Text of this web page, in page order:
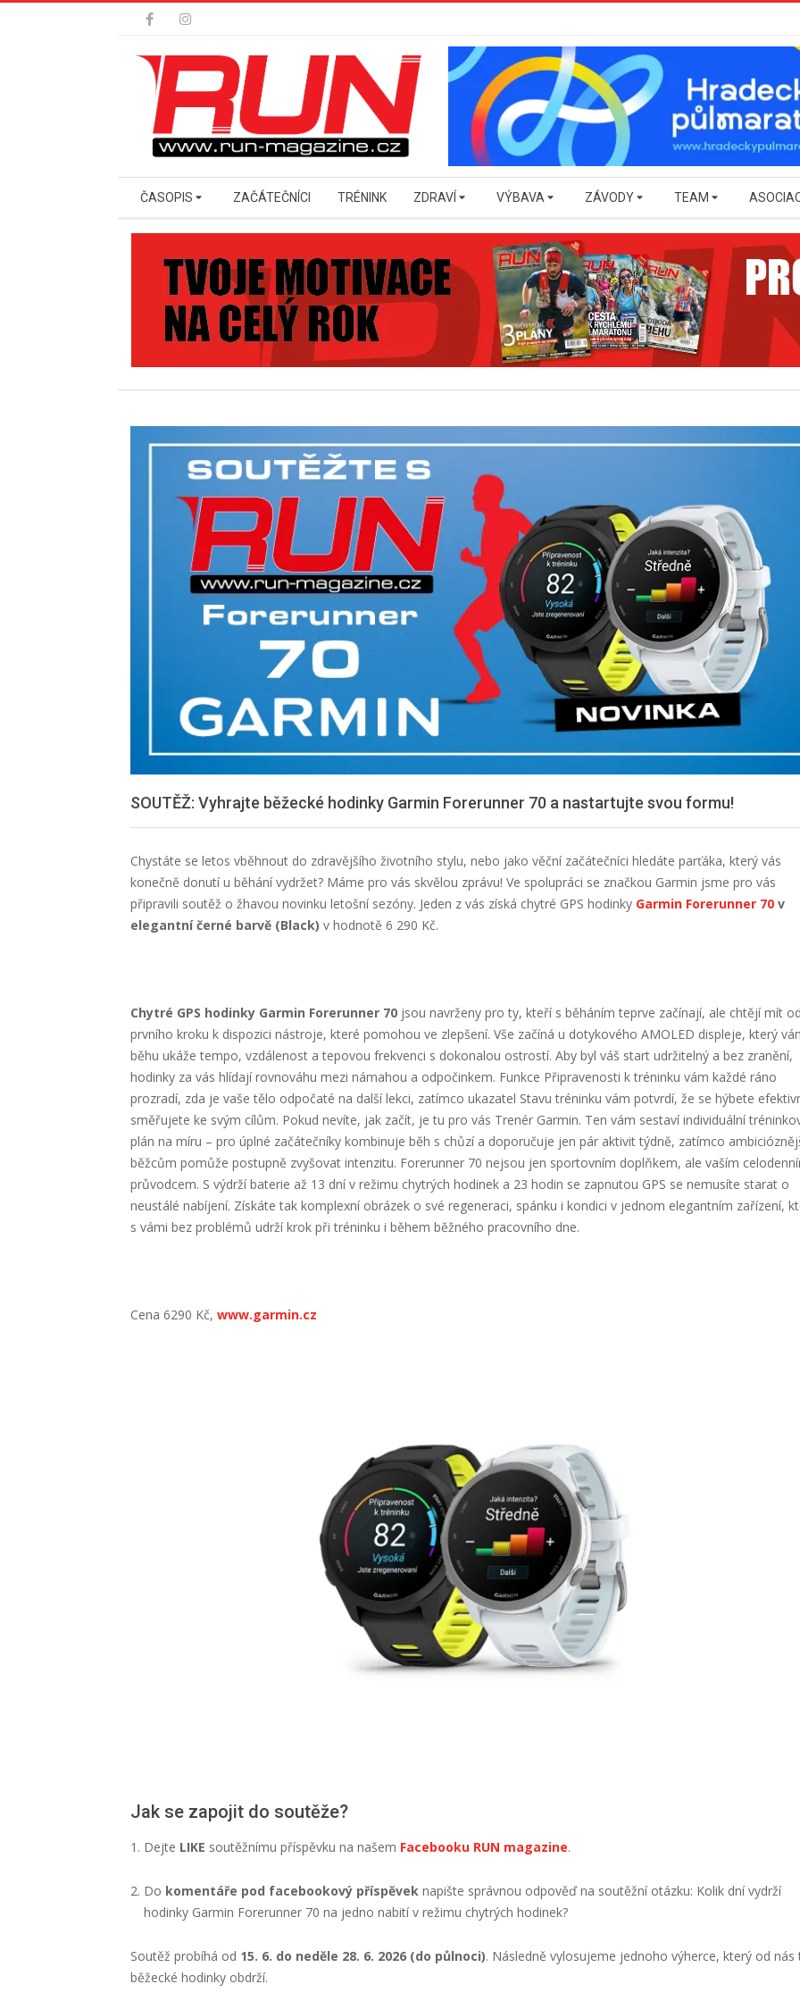
Secondary
Menu
ČASOPIS ZAČÁTEČNÍCI TRÉNINK ZDRAVÍ VÝBAVA ZÁVODY TEAM
SOUTĚŽ: Vyhrajte běžecké hodinky Garmin Forerunner 70 a nastartujte svou formu!
Chystáte se letos vběhnout do zdravějšího životního stylu, nebo jako věční začátečníci hledáte parťáka, který vás
konečně donutí u běhání vydržet? Máme pro vás skvělou zprávu! Ve spolupráci se značkou Garmin jsme pro vás
připravili soutěž o žhavou novinku letošní sezóny. Jeden z vás získá chytré GPS hodinky Garmin Forerunner 70 v
elegantní černé barvě (Black) v hodnotě 6 290 Kč.
Chytré GPS hodinky Garmin Forerunner 70 jsou navrženy pro ty, kteří s běháním teprve začínají, ale chtějí mít
prvního kroku k dispozici nástroje, které pomohou ve zlepšení. Vše začíná u dotykového AMOLED displeje, který
běhu ukáže tempo, vzdálenost a tepovou frekvenci s dokonalou ostrostí. Aby byl váš start udržitelný a bez zranění,
hodinky za vás hlídají rovnováhu mezi námahou a odpočinkem. Funkce Připravenosti k tréninku vám každé ráno
prozradí, zda je vaše tělo odpočaté na další lekci, zatímco ukazatel Stavu tréninku vám potvrdí, že se hýbete
směřujete ke svým cílům. Pokud nevíte, jak začít, je tu pro vás Trenér Garmin. Ten vám sestaví individuální
plán na míru – pro úplné začátečníky kombinuje běh s chůzí a doporučuje jen pár aktivit týdně, zatímco
běžcům pomůže postupně zvyšovat intenzitu. Forerunner 70 nejsou jen sportovním doplňkem, ale vaším
průvodcem. S výdrží baterie až 13 dní v režimu chytrých hodinek a 23 hodin se zapnutou GPS se nemusíte starat o
neustálé nabíjení. Získáte tak komplexní obrázek o své regeneraci, spánku i kondici v jednom elegantním zařízení,
s vámi bez problémů udrží krok při tréninku i během běžného pracovního dne.
Cena 6290 Kč, www.garmin.cz
Jak se zapojit do soutěže?
Dejte LIKE soutěžnímu příspěvku na našem Facebooku RUN magazine.
Do komentáře pod facebookový příspěvek napište správnou odpověď na soutěžní otázku: Kolik dní vydrží
hodinky Garmin Forerunner 70 na jedno nabití v režimu chytrých hodinek?
Soutěž probíhá od 15. 6. do neděle 28. 6. 2026 (do půlnoci). Následně vylosujeme jednoho výherce, který od nás
běžecké hodinky obdrží.